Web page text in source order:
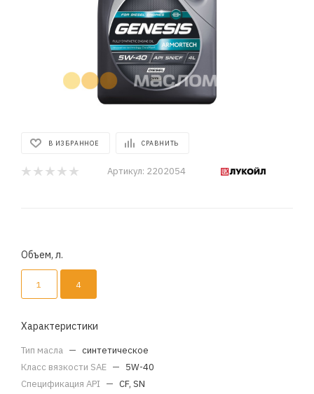
В ИЗБРАННОЕ СРАВНИТЬ
Артикул: 2202054
Объем, л.
1 4
Характеристики
Тип масла — синтетическое
Класс вязкости SAE — 5W-40
Спецификация API — CF, SN